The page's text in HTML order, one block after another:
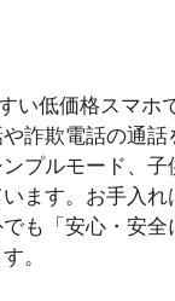
い低価格スマホ
詐欺電話の通
プルモード、
ます。お手入
も「安心・安
。